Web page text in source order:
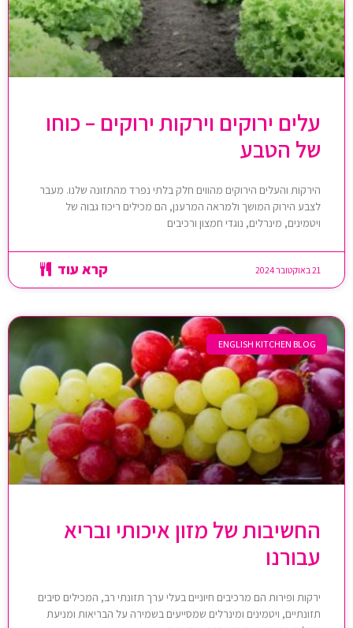
עלים ירוקים וירקות ירוקים – כוחו
של הטבע
הירקות והעלים הירוקים מהווים חלק בלתי נפרד מהתזונה שלנו. מעבר
לצבע הירוק המושך ולמראה המרענן, הם מכילים ריכוז גבוה של
ויטמינים, מינרלים, נוגדי חמצון ורכיבים
קרא עוד 21 באוקטובר 2024
ENGLISH KITCHEN BLOG
החשיבות של מזון איכותי ובריא
עבורנו
ירקות ופירות הם מרכיבים חיוניים בעלי ערך תזונתי רב, המכילים סיבים
תזונתיים, ויטמינים ומינרלים שמסייעים בשמירה על הבריאות ומניעת